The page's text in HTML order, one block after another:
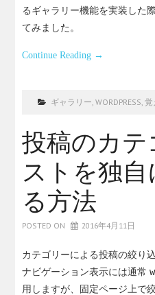
るギャラリー機能を実装した
てみました。
Continue Reading →
ギャラリー ,WORDPRESS ,覚
投稿のカテ
ストを独自
る方法
POSTED ON 2016年4月11日
カテゴリーによる投稿の絞り
ナビゲーション表示には通常
用しますが、固定ページ上で